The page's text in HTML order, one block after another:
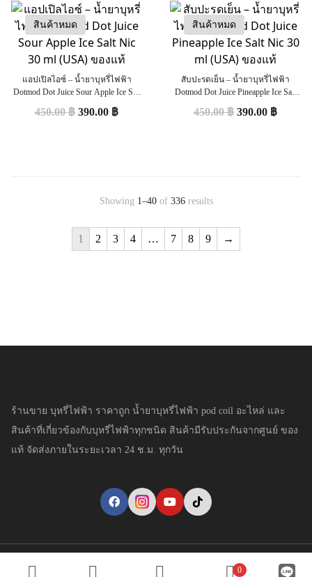
สินค้าหมด
แอปเปิลไอซ์ – น้ำยาบุหรี่ไฟฟ้า
Dotmod Dot Juice Sour Apple Ice Salt
450.00฿ 390.00 ฿
สินค้าหมด
สับปะรดเย็น – น้ำยาบุหรี่ไฟฟ้า
Dotmod Dot Juice Pineapple Ice Salt
450.00฿ 390.00 ฿
Showing 1–40of 336results
1 2 3 4 … 7 8 9 →
ร้านขาย บุหรี่ไฟฟ้า ราคาถูก น้ำยาบุหรี่ไฟฟ้า pod coil อะไหล่ และ
สินค้าที่เกี่ยวข้องกับบุหรี่ไฟฟ้าทุกชนิด สินค้ามีรับประกันจากศูนย์ ของ
แท้ จัดส่งภายในระยะเวลา 24 ช.ม. ทุกวัน
Copyright © YaivapeThai.com. All Rights Reserved.
0